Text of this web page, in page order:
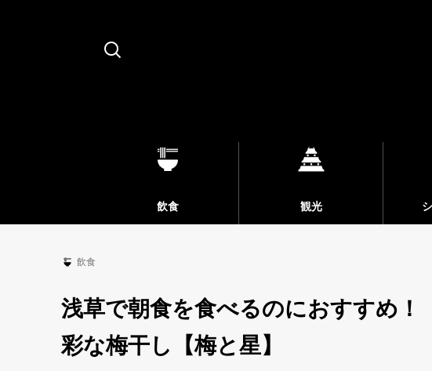
Search
飲食 観光
飲食
浅草で朝食を食べるのにおすすめ
彩な梅干し【梅と星】